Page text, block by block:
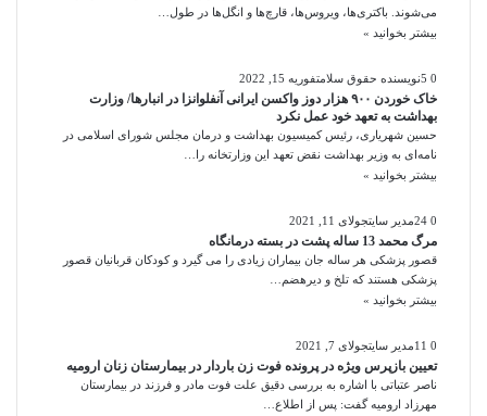
می‌شوند. باکتری‌ها، ویروس‌ها، قارچ‌ها و انگل‌ها در طول…
بیشتر بخوانید »
نویسنده حقوق سلامتفوریه 15, 2022 0
خاک خوردن ۹۰۰ هزار دوز واکسن ایرانی آنفلوانزا در انبارها/ وزارت
بهداشت به تعهد خود عمل نکرد
حسین شهریاری، رئیس کمیسیون بهداشت و درمان مجلس شورای اسلامی در
نامه‌ای به وزیر بهداشت نقض تعهد این وزارتخانه را…
بیشتر بخوانید »
مدیر سایتجولای 11, 2021 0
مرگ محمد 13 ساله پشت در بسته درمانگاه
قصور پزشکی هر ساله جان بیماران زیادی را می گیرد و کودکان قربانیان قصور
پزشکی هستند که تلخ و دیرهضم…
بیشتر بخوانید »
مدیر سایتجولای 7, 2021 0
تعیین بازپرس ویژه در پرونده فوت زن باردار در بیمارستان زنان ارومیه
ناصر عتباتی با اشاره به بررسی دقیق علت فوت مادر و فرزند در بیمارستان
مهرزاد ارومیه گفت: پس از اطلاع…